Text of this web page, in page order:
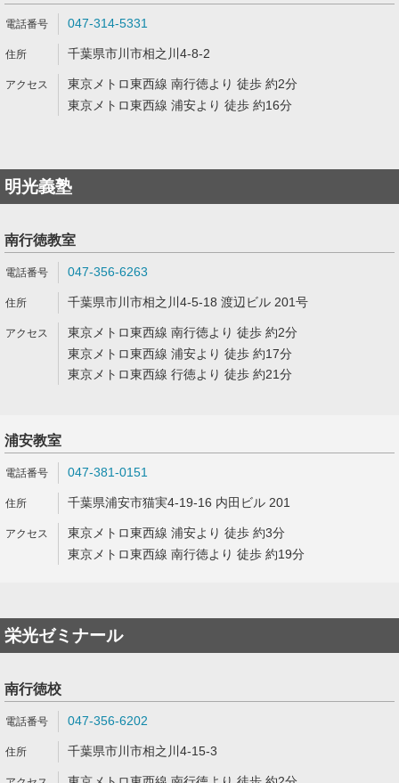
047-314-5331
千葉県市川市相之川4-8-2
東京メトロ東西線 南行徳より 徒歩 約2分
東京メトロ東西線 浦安より 徒歩 約16分
明光義塾
南行徳教室
047-356-6263
千葉県市川市相之川4-5-18 渡辺ビル 201号
東京メトロ東西線 南行徳より 徒歩 約2分
東京メトロ東西線 浦安より 徒歩 約17分
東京メトロ東西線 行徳より 徒歩 約21分
浦安教室
047-381-0151
千葉県浦安市猫実4-19-16 内田ビル 201
東京メトロ東西線 浦安より 徒歩 約3分
東京メトロ東西線 南行徳より 徒歩 約19分
栄光ゼミナール
南行徳校
047-356-6202
千葉県市川市相之川4-15-3